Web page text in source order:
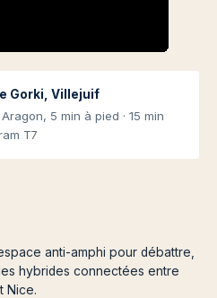
Gorki, Villejuif
5 min à pied · 15 min
T7
anti-amphi pour débattre,
hybrides connectées entre
Nice.